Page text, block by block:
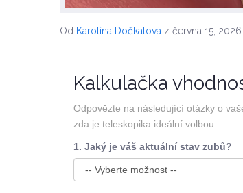
Od Karolína Dočkalová z června 15, 2026
Kalkulačka
Odpovězte na následující otázky o
zda je teleskopika ideální volbou.
1. Jaký je váš aktuální stav zubů?